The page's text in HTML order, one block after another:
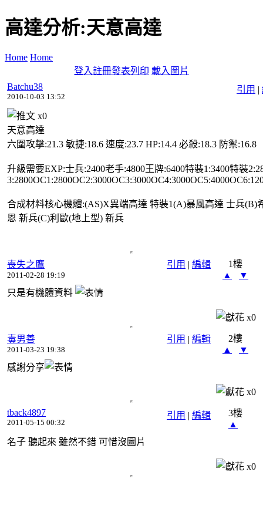
高達分析:天意高達
Home Home
登入註冊發表列印 載入圖片
引用 |
Batchu38
2010-10-03 13:52
x0
天意高達
六圍攻擊:21.3 敏捷:18.6 速度:23.7 HP:14.4 必殺:18.3 防禦:16.8
升級需要EXP:士兵:2400老手:4800王牌:6400特裝1:3400特裝
合成材料核心機體:(AS)X異端高達 特裝1(A)暴風高達 士兵(B)
恩 新兵(C)利歐(地上型) 新兵
引用 | 編輯
喪失之鷹
2011-02-28 19:19
1樓
▲
▼
只是有機體資料
x0
引用 | 編輯
毒男善
2011-03-23 19:38
2樓
▲
▼
感謝分享
x0
引用 | 編輯
tback4897
2011-05-15 00:32
3樓
▲
名子 聽起來 雖然不錯 可惜沒圖片
x0